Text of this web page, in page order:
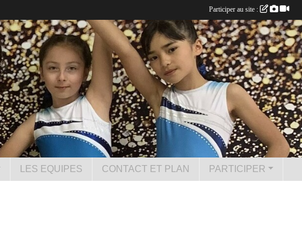
LES EQUIPES CONTACT ET PLAN PARTICIPER
Participer au site :